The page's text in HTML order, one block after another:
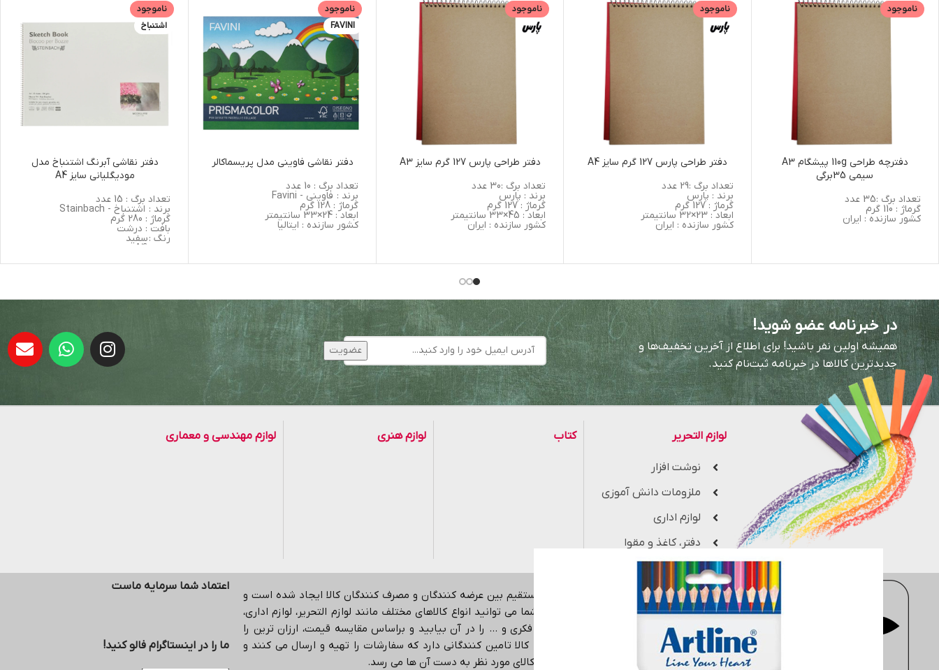
ناموجود
دفترچه طراحی 110g پیشگام A3
سیمی 35برگی
تعداد برگ :35 عدد
گرماژ : 110 گرم
کشور سازنده : ایران
ناموجود
دفتر طراحی پارس 127 گرم سایز A4
تعداد برگ :29 عدد
برند : پارس
گرماژ : 127 گرم
ابعاد : 23×32 سانتیمتر
کشور سازنده : ایران
ناموجود
دفتر طراحی پارس 127 گرم سایز A3
تعداد برگ :30 عدد
برند : پارس
گرماژ : 127 گرم
ابعاد : 45×33 سانتیمتر
کشور سازنده : ایران
ناموجود
FAVINI
دفتر نقاشی فاوینی مدل پریسماکالر
تعداد برگ : 10 عدد
برند : فاوینی - Favini
گرماژ : 128 گرم
ابعاد : 24×33 سانتیمتر
کشور سازنده : ایتالیا
ناموجود
اشتنباخ
دفتر نقاشی آبرنگ اشتنباخ مدل
مودیگلیانی سایز A4
تعداد برگ : 15 عدد
برند : اشتنباخ - Stainbach
گرماژ : 280 گرم
بافت : درشت
رنگ :سفید
A4
در خبرنامه عضو شوید!
همیشه اولین نفر باشید! برای اطلاع از آخرین تخفیف‌ها و
جدیدترین کالاها در خبرنامه ثبت‌نام کنید.
لوازم التحریر
نوشت افزار
ملزومات دانش آموزی
لوازم اداری
دفتر، کاغذ و مقوا
کتاب لوازم هنری لوازم مهندسی و معماری
فروشگاه اینترنتیmoderntahrir
با هدف ایجاد ارتباط مستقیم بین عرضه کنندگان و مصرف کنندگان کالا ایجاد شده است و
جزء یکی از بزرگ ترین فروشگاه های اینترنتی می باشد.
شما می توانید انواع کالاهای مختلف مانند لوازم التحریر، لوازم اداری،
مهندسی، معماری، هنری، کتاب های کمک آموزشی، بازی فکری و … را در آن بیابید و براساس مقایسه قیمت، ارزان ترین را
انتخاب کنید. سایتmoderntahrir
در حوزه های مختلف کالا تامین کنندگانی دارد که سفارشات را تهیه و ارسال می کنند و
البته به خریداران این ضمانت را می دهد که دقیقا همان کالای مورد نظر به دست آن ها می رسد.
اعتماد شما سرمایه ماست
ما را در اینستاگرام فالو کنید!